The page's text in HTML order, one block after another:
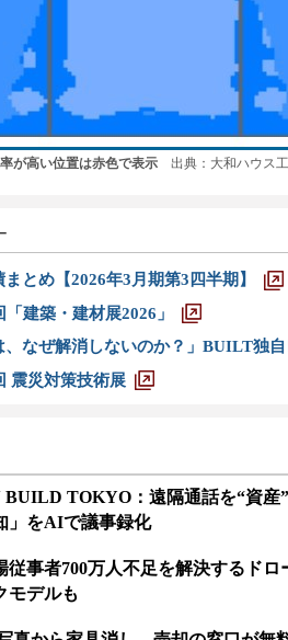
が高い位置は赤色で表示 出典：大和ハウス
まとめ【2026年3月期第3四半期】
建築・建材展2026」
、なぜ解消しないのか？」BUILT独自
震災対策技術展
BUILD TOKYO：遠隔通話を“資
」をAIで議事録化
従事者700万人不足を解決するド
モデルも